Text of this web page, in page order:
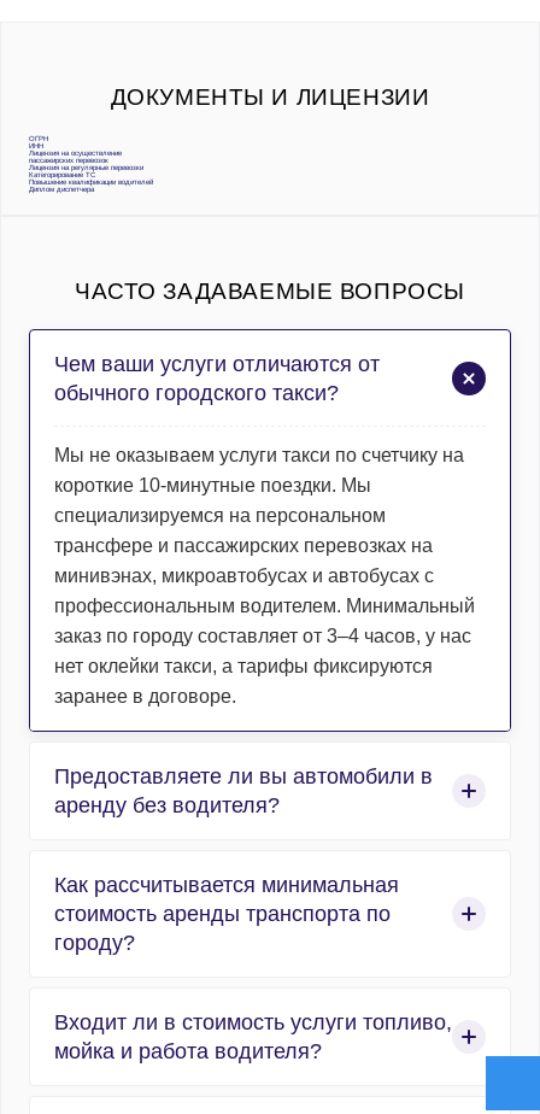
ДОКУМЕНТЫ И ЛИЦЕНЗИИ
ОГРН
ИНН
Лицензия на осуществление
пассажирских перевозок
Лицензия на регулярные перевозки
Категорирование ТС
Повышение квалификации водителей
Диплом диспетчера
ЧАСТО ЗАДАВАЕМЫЕ ВОПРОСЫ
Чем ваши услуги отличаются от
обычного городского такси?
Мы не оказываем услуги такси по счетчику на
короткие 10-минутные поездки. Мы
специализируемся на персональном
трансфере и пассажирских перевозках на
минивэнах, микроавтобусах и автобусах с
профессиональным водителем. Минимальный
заказ по городу составляет от 3–4 часов, у нас
нет оклейки такси, а тарифы фиксируются
заранее в договоре.
Предоставляете ли вы автомобили в
аренду без водителя?
организованных пассажирских перевозок, и
абсолютно весь автотранспорт
предоставляется с профессиональным
водителя.
Как рассчитывается минимальная
стоимость аренды транспорта по
городу?
стандартизированной формуле «часы работы +
1 час подачи». Минимальный заказ – 4 часа, в
Входит ли в стоимость услуги топливо,
мойка и работа водителя?